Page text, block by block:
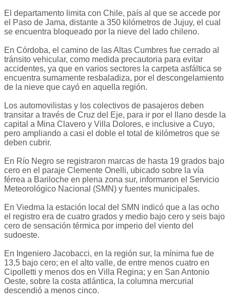
El departamento limita con Chile, país al que se accede por
el Paso de Jama, distante a 350 kilómetros de Jujuy, el cual
se encuentra bloqueado por la nieve del lado chileno.
En Córdoba, el camino de las Altas Cumbres fue cerrado al
tránsito vehicular, como medida precautoria para evitar
accidentes, ya que en varios sectores la carpeta asfáltica se
encuentra sumamente resbaladiza, por el descongelamiento
de la nieve que cayó en aquella región.
Los automovilistas y los colectivos de pasajeros deben
transitar a través de Cruz del Eje, para ir por el llano desde la
capital a Mina Clavero y Villa Dolores, e inclusive a Cuyo,
pero ampliando a casi el doble el total de kilómetros que se
deben cubrir.
En Río Negro se registraron marcas de hasta 19 grados bajo
cero en el paraje Clemente Onelli, ubicado sobre la vía
férrea a Bariloche en plena zona sur, informaron el Servicio
Meteorológico Nacional (SMN) y fuentes municipales.
En Viedma la estación local del SMN indicó que a las ocho
el registro era de cuatro grados y medio bajo cero y seis bajo
cero de sensación térmica por imperio del viento del
sudoeste.
En Ingeniero Jacobacci, en la región sur, la mínima fue de
13,5 bajo cero; en el alto valle, de entre menos cuatro en
Cipolletti y menos dos en Villa Regina; y en San Antonio
Oeste, sobre la costa atlántica, la columna mercurial
descendió a menos cinco.